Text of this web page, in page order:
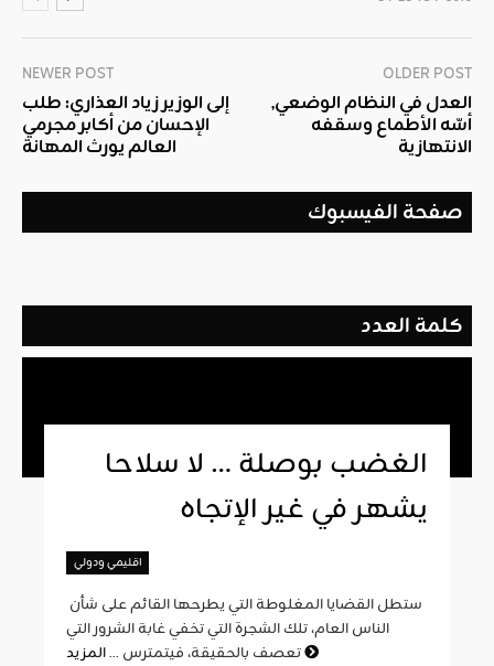
NEWER POST
إلى الوزير زياد العذاري: طلب
الإحسان من أكابر مجرمي
العالم يورث المهانة
OLDER POST
العدل في النظام الوضعي,
أسّه الأطماع وسقفه
الانتهازية
صفحة الفيسبوك
كلمة العدد
الغضب بوصلة … لا سلاحا
يشهر في غير الإتجاه
اقليمي ودولي
الناس العام، تلك الشجرة التي تخفي غابة الشرور التي
تعصف بالحقيقة، فيتمترس ...